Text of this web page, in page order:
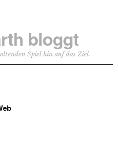
bloggt
Spiel hin auf das Ziel.